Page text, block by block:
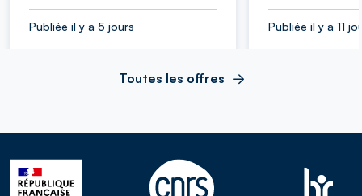
Publiée il y a 5 jours Publiée il y a 11
Toutes les offres